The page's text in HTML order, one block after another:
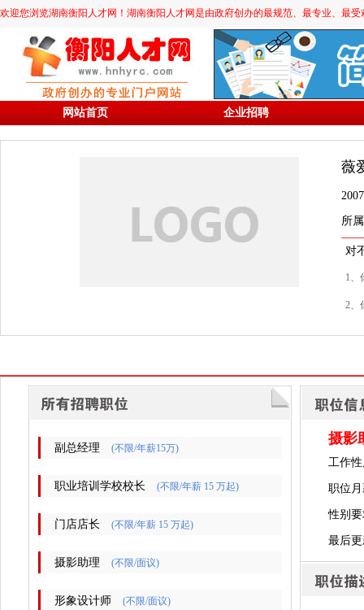
欢迎您浏览湖南衡阳人才网！湖南衡阳人才网是由政府创办的最规范、最专业、最
网站首页 企业招聘
薇
所
对
1、
2、
副总经理 (不限/年薪15万)
职业培训学校校长 (不限/年薪 15 万起)
门店店长 (不限/年薪 15 万起)
摄影助理 (不限/面议)
形象设计师 (不限/面议)
摄影
工作
职位
性别
最后